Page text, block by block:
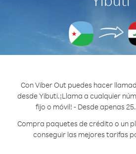
Con Viber Out puedes hacer
desde Yibuti.¡Llama a cualquier
fijo o móvil! - Desde apenas
Compra paquetes de crédito o un
conseguir las mejores tarifas